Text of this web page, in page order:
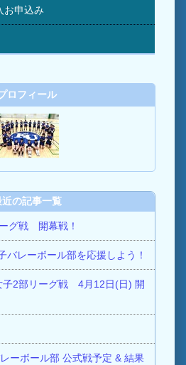
お申込み
ロフィール
近の記事一覧
グ戦 開幕戦！
バレーボール部を応援しよう！
子2部リーグ戦 4月12日(日) 開
ーボール部 公式戦予定 & 結果